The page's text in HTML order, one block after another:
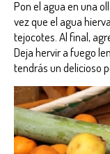
Pon el agua en una
vez que el agua
tejocotes. Al final,
Deja hervir a fuego
tendrás un delicioso